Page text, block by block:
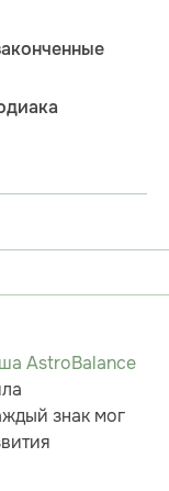
AstroBalance
знак мог